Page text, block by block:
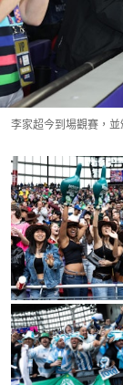
李家超今到場觀賽，並